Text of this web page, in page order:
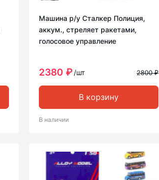
Машина р/у Сталкер Полиция,
аккум., стреляет ракетами,
голосовое управление
2380 ₽ /шт 2800 ₽
В корзину
В наличии